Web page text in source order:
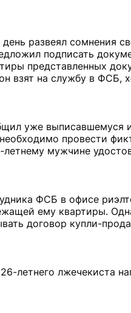
развеял сомнения
подписать
представленных
взят на службу в ФСБ,
уже выписавшемуся
провести
мужчине
ФСБ в офисе
ему квартиры.
договор купли-
летнего лжечекиста